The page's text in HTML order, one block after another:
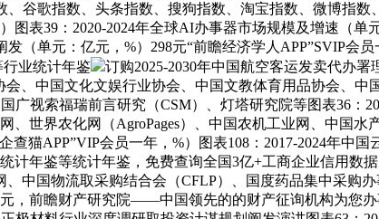
谷歌指数、头条指数、搜狗指数、淘宝指数、微博指数
图表39：2020-2024年全球AI办事器市场规模及增速（单
（单元：亿元，%）298元“前瞻经济学人APP”SVIP会
业统计年鉴
订购2025-2030年中国航空客运发卖代办
、中国文化文娱行业协会、中国文教体育用品协会、中
视索福瑞前言研究（CSM）、灯塔研究院等图表36：
世界农化网（AgroPages）、中国农机工业网、中国水
猫APP”VIP会员一年，%）图表108：2017-2024年中
年鉴等统计年鉴，免费查询全国3亿+工商企业信用数
中国物流取采购结合会（CFLP）、国度药品集中采购
，前瞻财产研究院——中国领先的的财产征询机构为您办